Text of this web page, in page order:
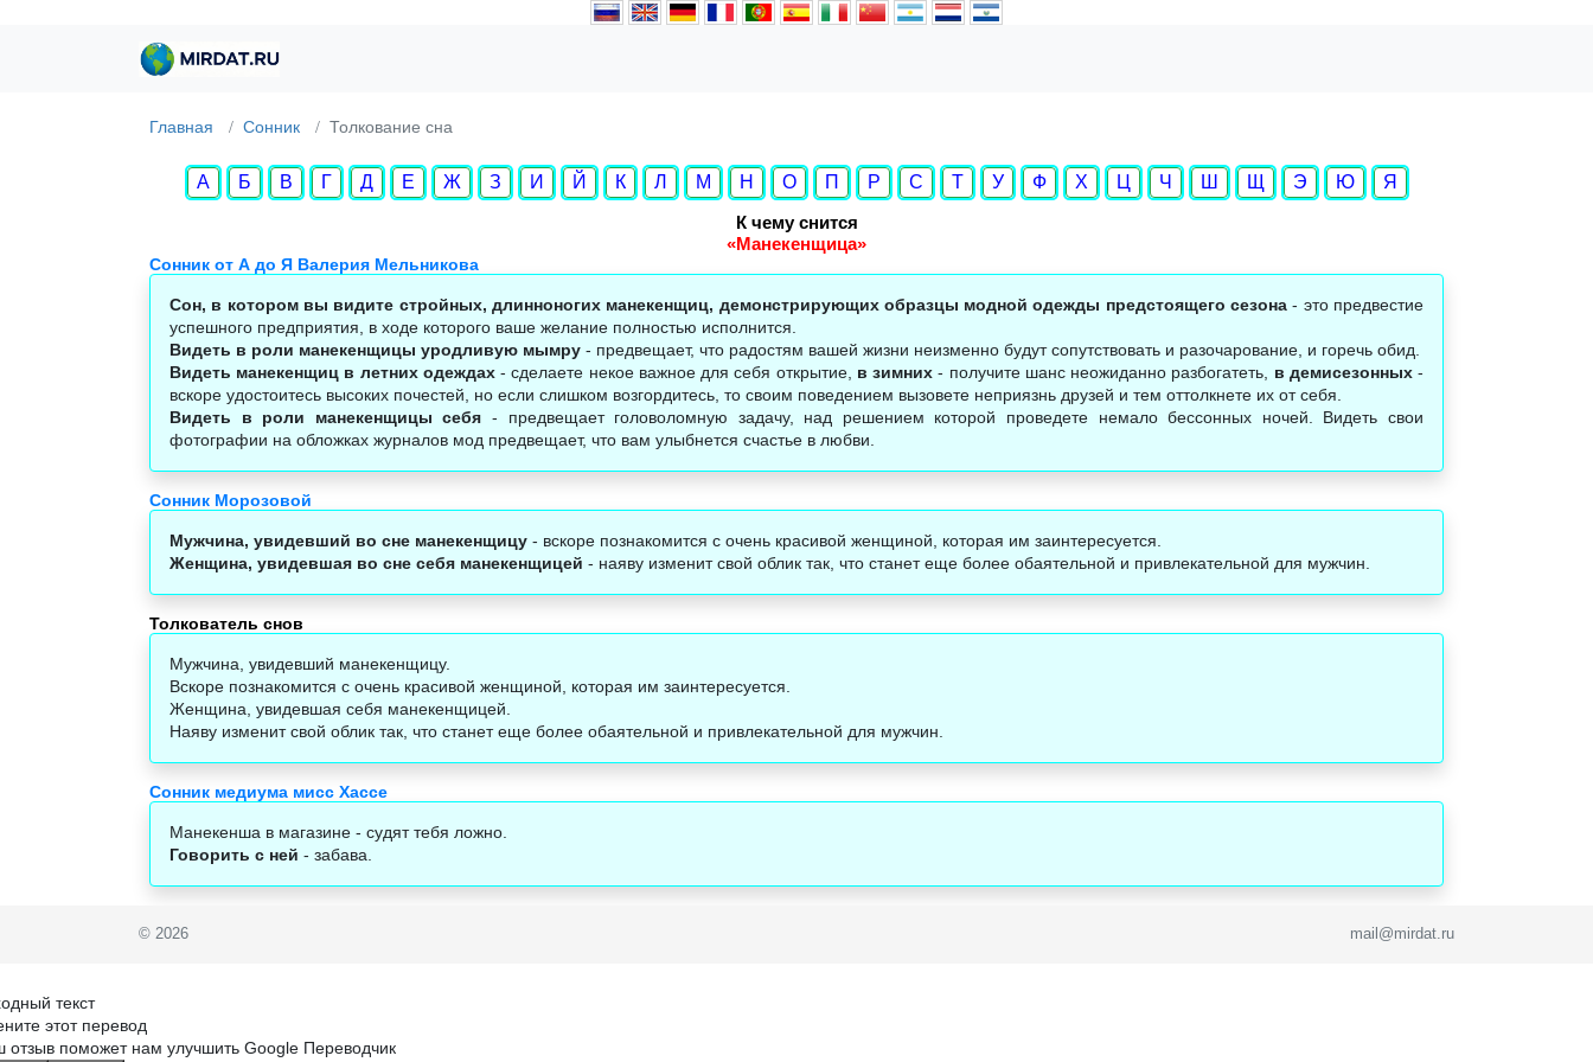
Главная Сонник Толкование сна
А Б В Г Д Е Ж З И Й К Л М Н О П Р С Т У Ф Х Ц Ч Ш Щ Э Ю
Я
К чему снится
«Манекенщица»
Сонник от А до Я Валерия Мельникова
Сон, в котором вы видите стройных, длинноногих манекенщиц, демонстрирующих образцы модной одежды предстоящего сезона - это предвестие
успешного предприятия, в ходе которого ваше желание полностью исполнится.
Видеть в роли манекенщицы уродливую мымру - предвещает, что радостям вашей жизни неизменно будут сопутствовать и разочарование, и горечь обид.
Видеть манекенщиц в летних одеждах- сделаете некое важное для себя открытие, в зимних - получите шанс неожиданно разбогатеть, в демисезонных-
вскоре удостоитесь высоких почестей, но если слишком возгордитесь, то своим поведением вызовете неприязнь друзей и тем оттолкнете их от себя.
Видеть в роли манекенщицы себя - предвещает головоломную задачу, над решением которой проведете немало бессонных ночей. Видеть свои
фотографии на обложках журналов мод предвещает, что вам улыбнется счастье в любви.
Сонник Морозовой
Мужчина, увидевший во сне манекенщицу - вскоре познакомится с очень красивой женщиной, которая им заинтересуется.
Женщина, увидевшая во сне себя манекенщицей - наяву изменит свой облик так, что станет еще более обаятельной и привлекательной для мужчин.
Толкователь снов
Мужчина, увидевший манекенщицу.
Вскоре познакомится с очень красивой женщиной, которая им заинтересуется.
Женщина, увидевшая себя манекенщицей.
Наяву изменит свой облик так, что станет еще более обаятельной и привлекательной для мужчин.
Сонник медиума мисс Хассе
Манекенша в магазине - судят тебя ложно.
Говорить с ней - забава.
© 2026 mail@mirdat.ru
текст
этот перевод
отзыв поможет нам улучшить Google Переводчик